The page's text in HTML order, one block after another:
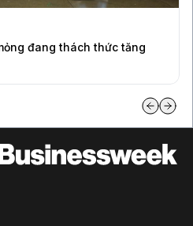
đang thách thức tăng